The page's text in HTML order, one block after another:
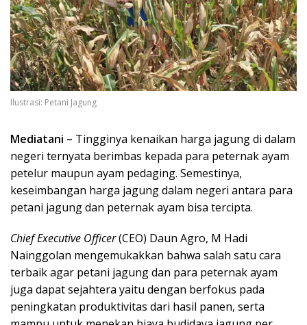
Ilustrasi: Petani Jagung
Mediatani – Tingginya kenaikan harga jagung di dalam
negeri ternyata berimbas kepada para peternak ayam
petelur maupun ayam pedaging. Semestinya,
keseimbangan harga jagung dalam negeri antara para
petani jagung dan peternak ayam bisa tercipta.
Chief Executive Officer(CEO) Daun Agro, M Hadi
Nainggolan mengemukakkan bahwa salah satu cara
terbaik agar petani jagung dan para peternak ayam
juga dapat sejahtera yaitu dengan berfokus pada
peningkatan produktivitas dari hasil panen, serta